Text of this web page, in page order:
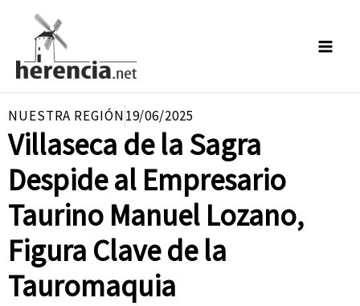
contenido
NUESTRA REGIÓN19/06/2025
Villaseca de la Sagra
Despide al Empresario
Taurino Manuel Lozano,
Figura Clave de la
Tauromaquia